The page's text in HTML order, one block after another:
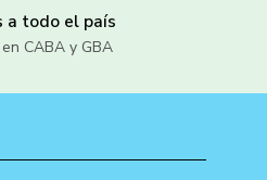
a todo el país
CABA y GBA